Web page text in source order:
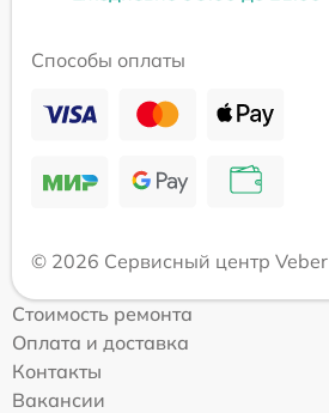
Способы оплаты
© 2026 Сервисный центр Veber
Стоимость ремонта
Оплата и доставка
Контакты
Вакансии